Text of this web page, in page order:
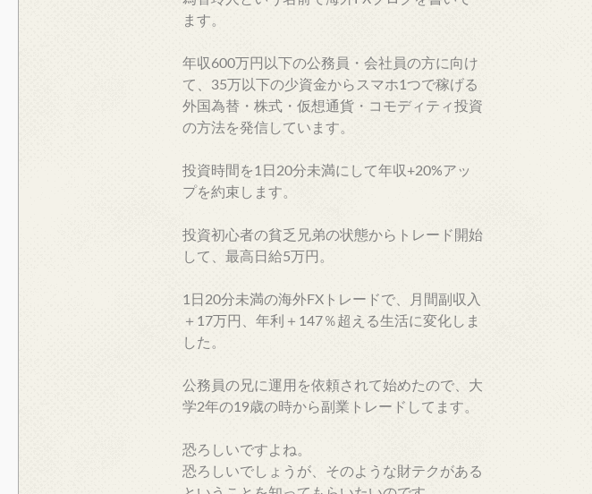
ます。
年収600万円以下の公務員・会社員の方に向け
て、35万以下の少資金からスマホ1つで稼げる
外国為替・株式・仮想通貨・コモディティ投資
の方法を発信しています。
投資時間を1日20分未満にして年収+20%アッ
プを約束します。
投資初心者の貧乏兄弟の状態からトレード開始
して、最高日給5万円。
1日20分未満の海外FXトレードで、月間副収入
＋17万円、年利＋147％超える生活に変化しま
した。
公務員の兄に運用を依頼されて始めたので、大
学2年の19歳の時から副業トレードしてます。
恐ろしいですよね。
恐ろしいでしょうが、そのような財テクがある